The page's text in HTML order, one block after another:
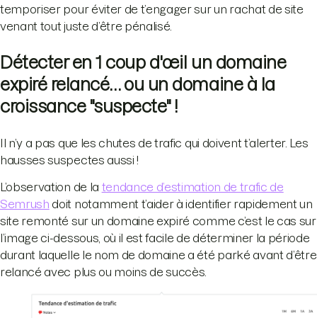
temporiser pour éviter de t’engager sur un rachat de site
venant tout juste d’être pénalisé.
Détecter en 1 coup d'œil un domaine
expiré relancé… ou un domaine à la
croissance "suspecte" !
Il n’y a pas que les chutes de trafic qui doivent t’alerter. Les
hausses suspectes aussi !
L’observation de la tendance d’estimation de trafic de
Semrush doit notamment t’aider à identifier rapidement un
site remonté sur un domaine expiré comme c’est le cas sur
l’image ci-dessous, où il est facile de déterminer la période
durant laquelle le nom de domaine a été parké avant d’être
relancé avec plus ou moins de succès.